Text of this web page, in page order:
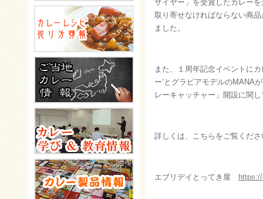
ザイヤー」を受賞したカレー
取り寄せなければならない商
ました。
また、１周年記念イベントに
ー’とグラビアモデルのMANA
レーキャッチャー」開設に関
詳しくは、こちらをご覧くださ
エブリデイとってき屋